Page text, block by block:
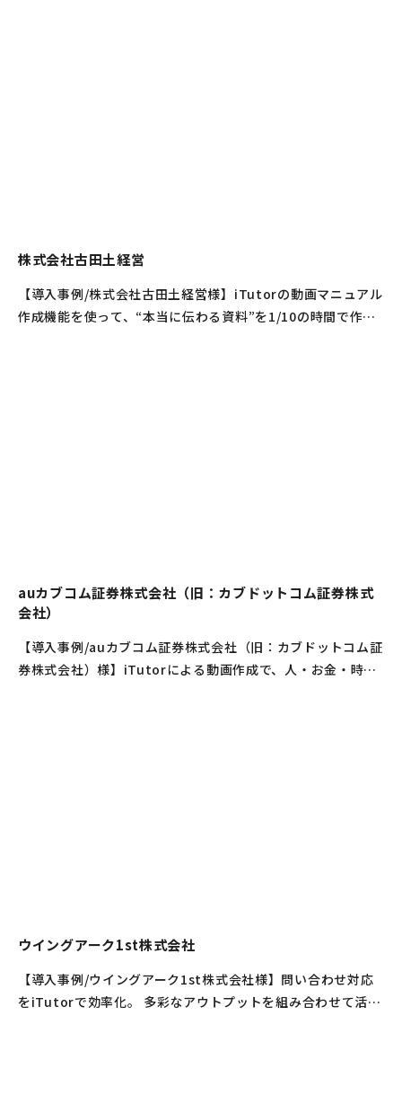
株式会社古田土経営
【導入事例/株式会社古田土経営様】iTutorの動画マニュアル
作成機能を使って、“本当に伝わる資料”を1/10の時間で作
auカブコム証券株式会社（旧：カブドットコム証券株式
会社）
【導入事例/auカブコム証券株式会社（旧：カブドットコム証
券株式会社）様】iTutorによる動画作成で、人・お金・時間
ウイングアーク1st株式会社
【導入事例/ウイングアーク1st株式会社様】問い合わせ対応
をiTutorで効率化。 多彩なアウトプットを組み合わせて活用